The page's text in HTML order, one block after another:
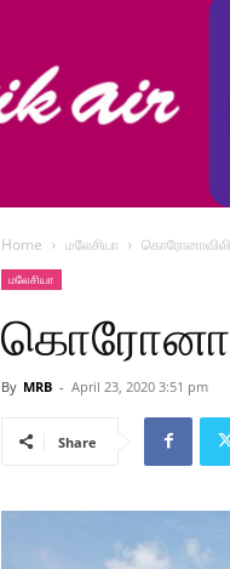
Home மலேசியா
மலேசியா
By MRB - April 23, 2020 3:51 pm
Share